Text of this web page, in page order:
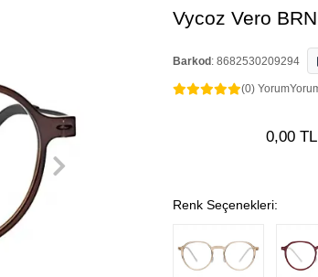
Vycoz Vero BRN
Barkod : 8682530209294
(0) Yorum
0,00 TL
Renk Seçenekleri: